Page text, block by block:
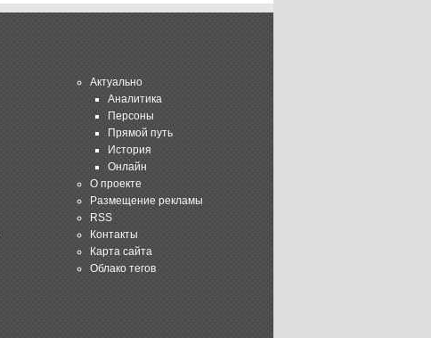
Актуально
Аналитика
Персоны
Прямой путь
История
Онлайн
О проекте
Размещение рекламы
RSS
Контакты
Карта сайта
Облако тегов